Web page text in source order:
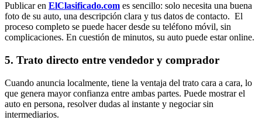
Publicar en ElClasificado.com es sencillo: solo necesita una buena
foto de su auto, una descripción clara y tus datos de contacto. El
proceso completo se puede hacer desde su teléfono móvil, sin
complicaciones. En cuestión de minutos, su auto puede estar online.
5. Trato directo entre vendedor y comprador
Cuando anuncia localmente, tiene la ventaja del trato cara a cara, lo
que genera mayor confianza entre ambas partes. Puede mostrar el
auto en persona, resolver dudas al instante y negociar sin
intermediarios.